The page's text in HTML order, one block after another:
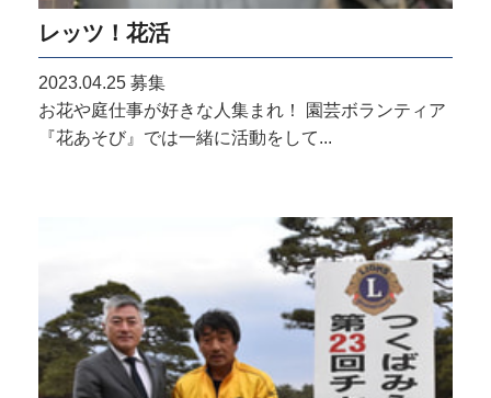
レッツ！花活
2023.04.25 募集
お花や庭仕事が好きな人集まれ！ 園芸ボランティア
『花あそび』では一緒に活動をして...